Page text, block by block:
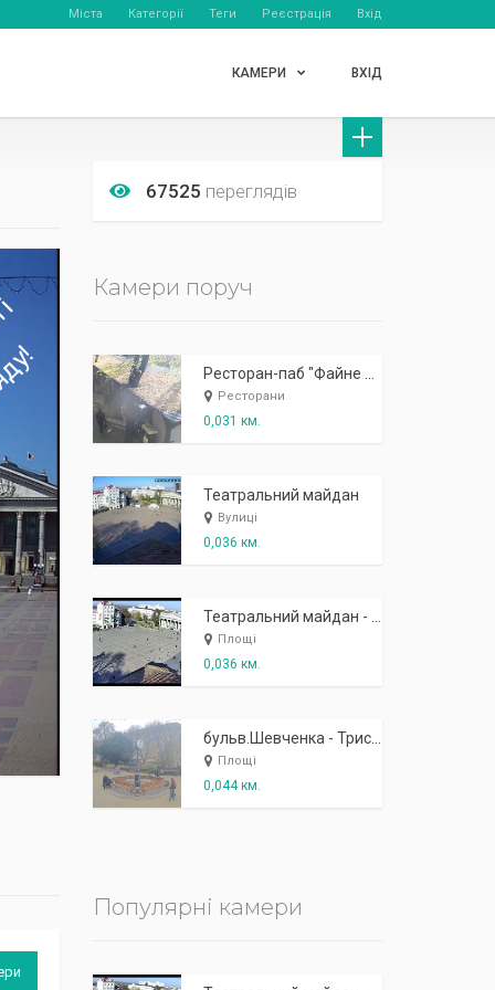
Міста Категорії Теги Реєстрація Вхід
КАМЕРИ ВХІД
67525 переглядів
Камери поруч
Ресторани
0,031 км.
Театральний майдан
Вулиці
0,036 км.
Площі
0,036 км.
бульв.Шевченка - Тристоронній годинник
Площі
0,044 км.
Популярні камери